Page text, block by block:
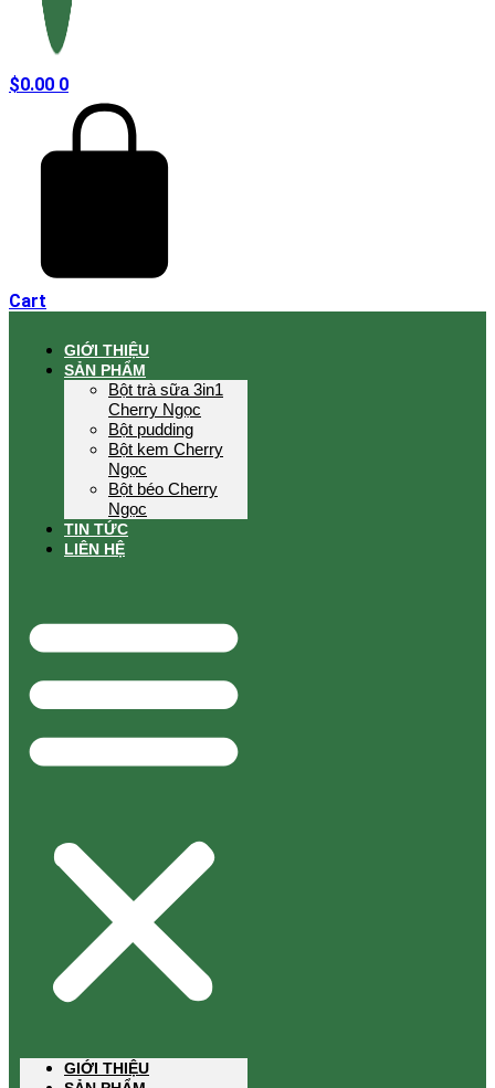
$0.00 0
Cart
GIỚI THIỆU
SẢN PHẨM
Bột trà sữa 3in1
Cherry Ngọc
Bột pudding
Bột kem Cherry
Ngọc
Bột béo Cherry
Ngọc
TIN TỨC
LIÊN HỆ
GIỚI THIỆU